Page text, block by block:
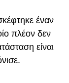
έναν
πλέον δεν
είναι